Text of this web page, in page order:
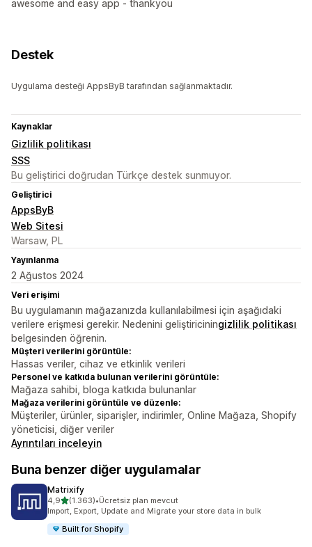
awesome and easy app - thankyou
Destek
Uygulama desteği AppsByB tarafından sağlanmaktadır.
Kaynaklar
Gizlilik politikası
SSS
Bu geliştirici doğrudan Türkçe destek sunmuyor.
Geliştirici
AppsByB
Web Sitesi
Warsaw, PL
Yayınlanma
2 Ağustos 2024
Veri erişimi
Bu uygulamanın mağazanızda kullanılabilmesi için aşağıdaki
verilere erişmesi gerekir. Nedenini geliştiriciningizlilik politikası
belgesinden öğrenin.
Müşteri verilerini görüntüle:
Hassas veriler, cihaz ve etkinlik verileri
Personel ve katkıda bulunan verilerini görüntüle:
Mağaza sahibi, bloga katkıda bulunanlar
Mağaza verilerini görüntüle ve düzenle:
Müşteriler, ürünler, siparişler, indirimler, Online Mağaza, Shopify
yöneticisi, diğer veriler
Ayrıntıları inceleyin
Buna benzer diğer uygulamalar
Matrixify
4,95 yıldız üzerinden
(1.363)
toplam 1363 değerlendirme
•Ücretsiz plan mevcut
Import, Export, Update and Migrate your store data in bulk
Built for Shopify